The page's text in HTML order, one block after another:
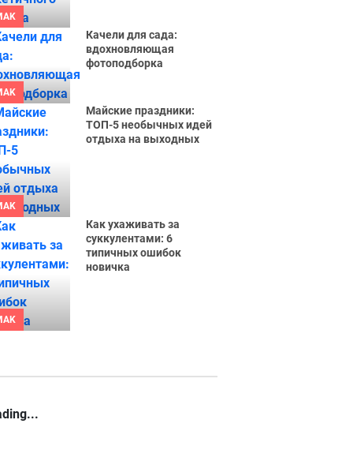
Качели для сада:
вдохновляющая
фотоподборка
Майские праздники:
ТОП-5 необычных идей
отдыха на выходных
Как ухаживать за
суккулентами: 6
типичных ошибок
новичка